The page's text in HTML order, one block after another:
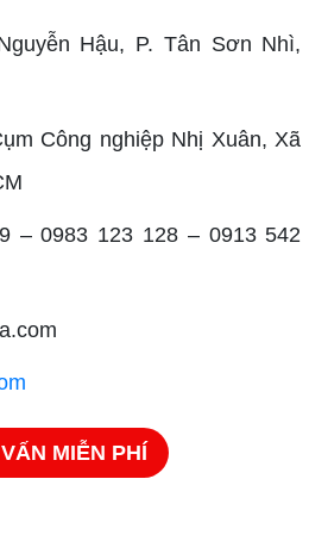
Hậu, P. Tân Sơn Nhì,
Công nghiệp Nhị Xuân, Xã
– 0983 123 128 – 0913 542
MIỄN PHÍ